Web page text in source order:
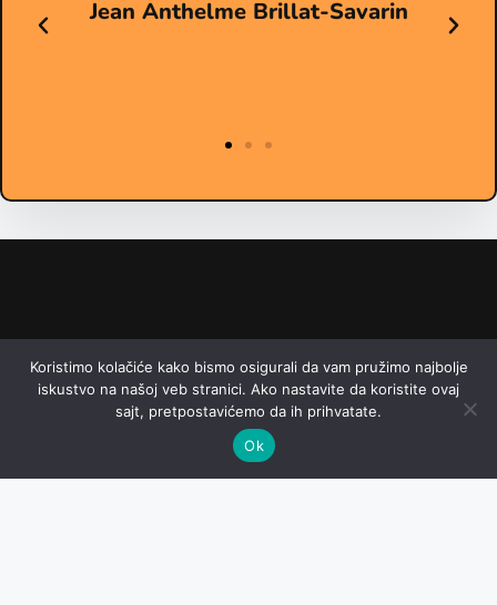
Jean Anthelme Brillat-Savarin
Email: online@hajka.rs
Koristimo kolačiće kako bismo osigurali da vam pružimo najbolje
iskustvo na našoj veb stranici. Ako nastavite da koristite ovaj
sajt, pretpostavićemo da ih prihvatate.
Ok